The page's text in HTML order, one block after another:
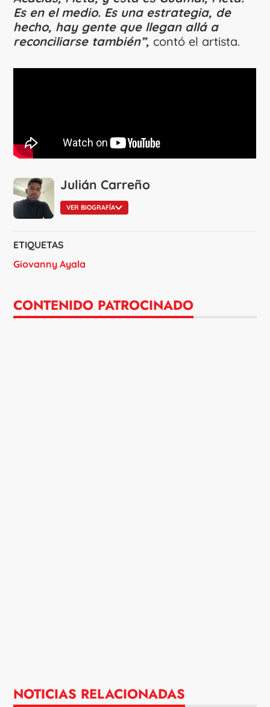
Es en el medio. Es una estrategia, de
hecho, hay gente que llegan allá a
reconciliarse también”, contó el artista.
Julián Carreño
VER BIOGRAFÍA
ETIQUETAS
Giovanny Ayala
CONTENIDO PATROCINADO
NOTICIAS RELACIONADAS